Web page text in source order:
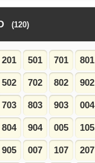
(120)
201 501 701 801
502 702 802 902
703 803 903 004
804 904 005 105
905 007 107 207